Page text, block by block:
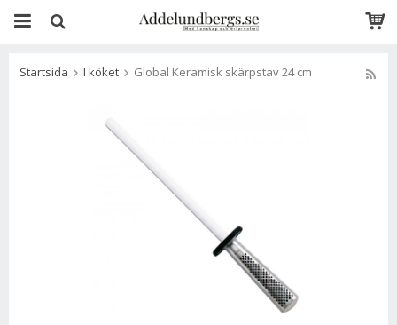
Startsida I köket Global Keramisk skärpstav 24 cm